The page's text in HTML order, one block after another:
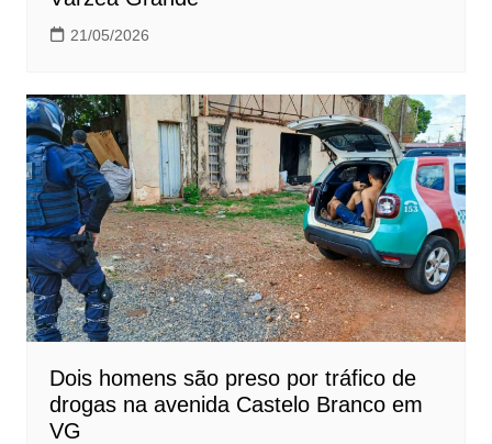
21/05/2026
Dois homens são preso por tráfico de
drogas na avenida Castelo Branco em
VG